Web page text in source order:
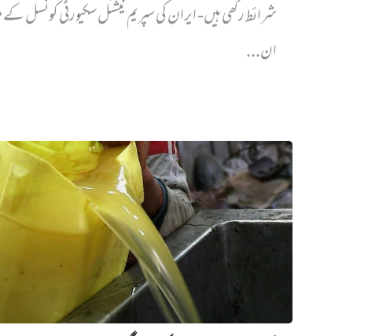
شرائط رکھی ہیں- ایران کی سپریم نیشنل سکیورٹی کونسل
ان...